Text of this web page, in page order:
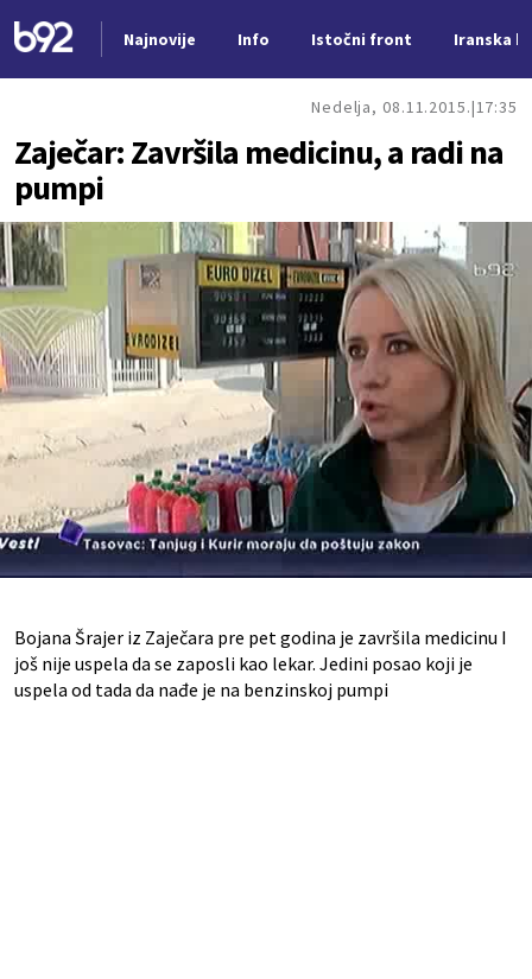
Najnovije Info Istočni front Iranska
Nedelja, 08.11.2015. 17:35
Zaječar: Završila medicinu, a radi na
pumpi
Bojana Šrajer iz Zaječara pre pet godina je završila medicinu I
još nije uspela da se zaposli kao lekar. Jedini posao koji je
uspela od tada da nađe je na benzinskoj pumpi